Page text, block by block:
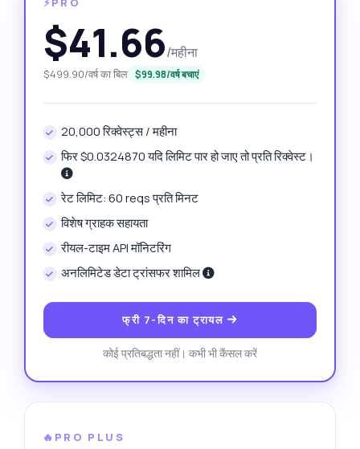
$41.66/महीना
$499.90/वर्ष का बिल $99.98/वर्ष बचाएं
20,000 रिक्वेस्ट्स / महीना
फिर $0.0324870 यदि लिमिट पार हो जाए तो प्रति रिक्वेस्ट।
रेट लिमिट: 60 reqs प्रति मिनट
विशेष ग्राहक सहायता
रीयल-टाइम API मॉनिटरिंग
अनलिमिटेड डेटा ट्रांसफर शामिल
फ्री 7-दिन का ट्रायल
कोई प्रतिबद्धता नहीं। कभी भी कैंसल करें
🔥PRO PLUS